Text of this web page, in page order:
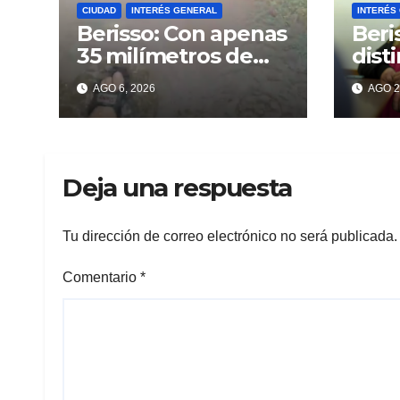
CIUDAD INTERÉS GENERAL
Berisso: Con apenas
35 milímetros de
lluvia ya se sienten
los problemas
AGO 6, 2026
INTERÉS
AGO
Deja una respuesta
Tu dirección de correo electrónico no será publicada.
Comentario *